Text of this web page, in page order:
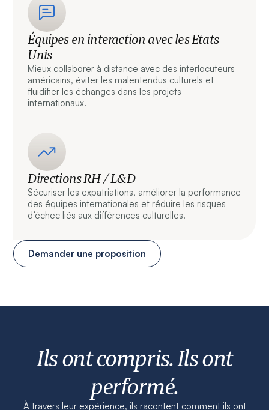
Équipes en interaction avec les Etats-
Unis
Mieux collaborer à distance avec des interlocuteurs
américains, éviter les malentendus culturels et
fluidifier les échanges dans les projets
internationaux.
Directions RH / L&D
Sécuriser les expatriations, améliorer la performance
des équipes internationales et réduire les risques
d’échec liés aux différences culturelles.
Demander une proposition
Ils ont compris. Ils ont
performé.
À travers leur expérience, ils racontent comment ils ont